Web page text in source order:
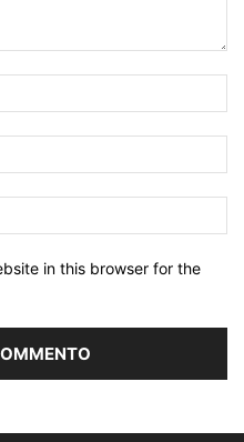
in this browser for the